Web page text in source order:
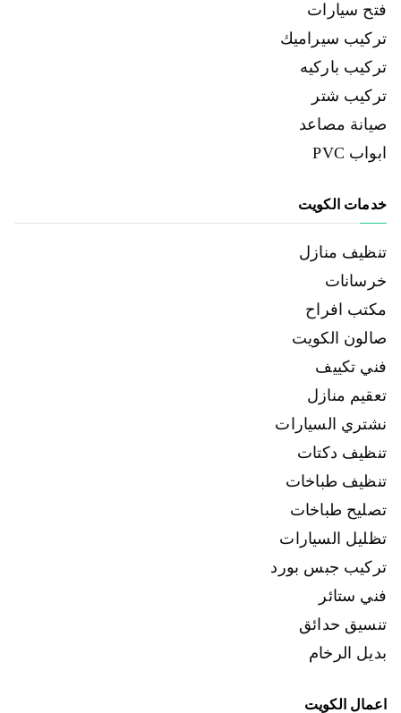
فتح سيارات
تركيب سيراميك
تركيب باركيه
تركيب شتر
صيانة مصاعد
ابواب PVC
خدمات الكويت
تنظيف منازل
خرسانات
مكتب افراح
صالون الكويت
فني تكييف
تعقيم منازل
نشتري السيارات
تنظيف دكتات
تنظيف طباخات
تصليح طباخات
تظليل السيارات
تركيب جبس بورد
فني ستائر
تنسيق حدائق
بديل الرخام
اعمال الكويت